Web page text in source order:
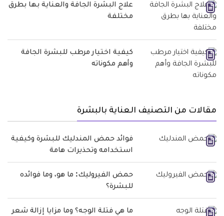
علاج البشرة الجافة والعناية بها بطرق
مختلفة
كيفية اختيار مرطب للبشرة الجافة
وأهم مكوناته
مقالات من التصنيف العناية بالبشرة
فوائد حمض المندليك للبشرة وكيفية
استخدامه وتحذيرات هامة
حمض الفيروليك: ما هو، وما فوائده
للبشرة؟
ما هي فتلة الوجه؟ وما مزايا إزالة شعر